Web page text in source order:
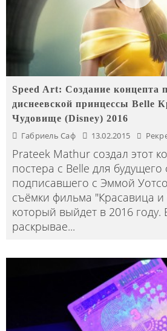
Speed Art: Создание концепта
диснеевской принцессы Belle
Чудовище (Disney) 2016
Габриель Саф 13.02.2015
Prateek Mathur создал этот
постера с Belle для
подписавшего с Эммой
съёмки фильма "Красавица
который выйдет в 2016 году.
раскрывае...